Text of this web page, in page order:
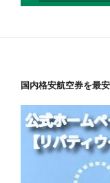
国内格安航空券を最